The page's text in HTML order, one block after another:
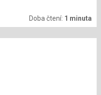
Doba čtení: 1 minuta